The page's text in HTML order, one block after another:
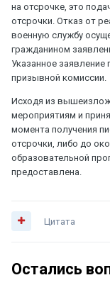
на отсрочке, это
отсрочки. Отказ от
военную службу
гражданином
Указанное заявление
призывной комиссии.
Исходя из
мероприятиям и
момента получения
отсрочки, либо до
образовательной
предоставлена.
Цитата
Остались